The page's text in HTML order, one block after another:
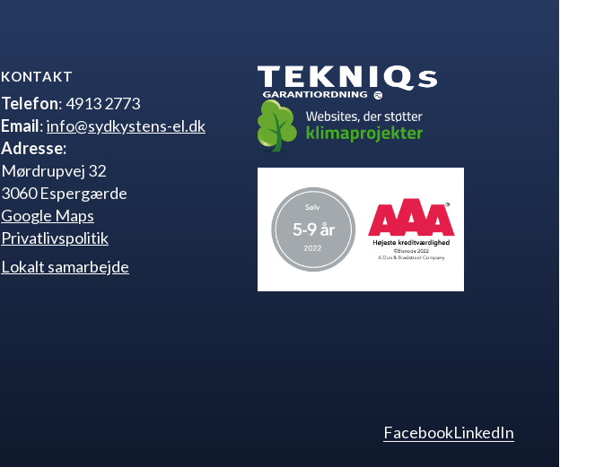
KONTAKT
Telefon: 4913 2773
Email:info@sydkystens-el.dk
Adresse:
Mørdrupvej 32
3060 Espergærde
Google Maps
Privatlivspolitik
Lokalt samarbejde
FacebookLinkedIn